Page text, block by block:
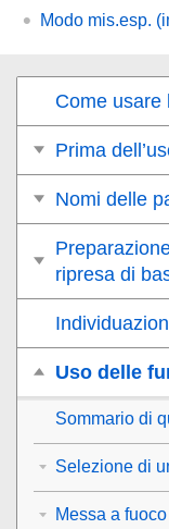
Modo mis.esp.
Come usare
Prima
Nomi delle
ripresa di
Uso delle
Sommario di
Selezione di
Messa a fuoco